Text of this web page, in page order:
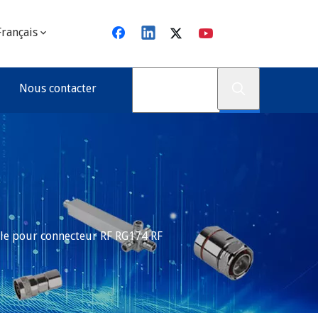
Nous contacter
pour connecteur RF RG174 RF